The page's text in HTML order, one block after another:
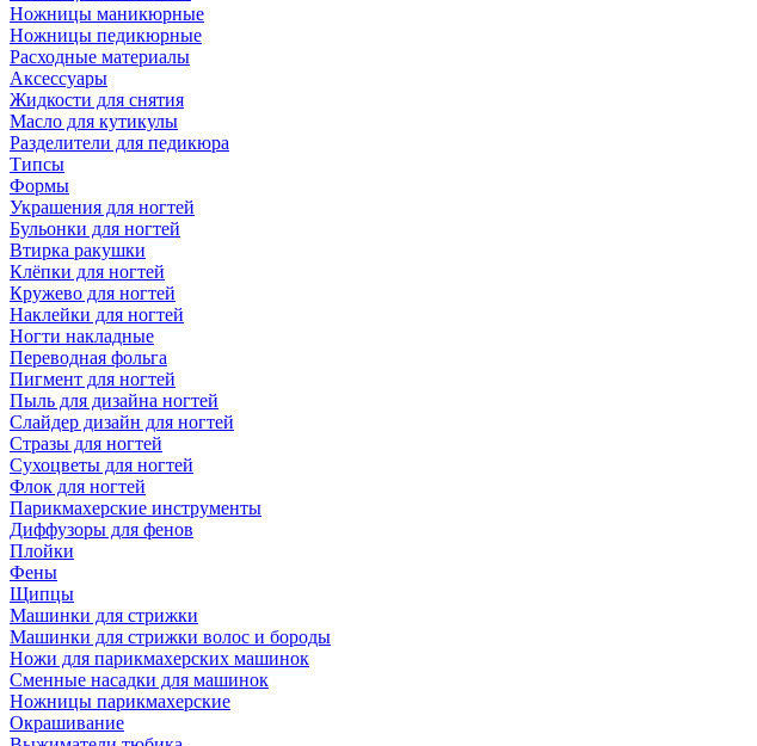
Ножницы маникюрные
Ножницы педикюрные
Расходные материалы
Аксессуары
Жидкости для снятия
Масло для кутикулы
Разделители для педикюра
Типсы
Формы
Украшения для ногтей
Бульонки для ногтей
Втирка ракушки
Клёпки для ногтей
Кружево для ногтей
Наклейки для ногтей
Ногти накладные
Переводная фольга
Пигмент для ногтей
Пыль для дизайна ногтей
Слайдер дизайн для ногтей
Стразы для ногтей
Сухоцветы для ногтей
Флок для ногтей
Парикмахерские инструменты
Диффузоры для фенов
Плойки
Фены
Щипцы
Машинки для стрижки
Машинки для стрижки волос и бороды
Ножи для парикмахерских машинок
Сменные насадки для машинок
Ножницы парикмахерские
Окрашивание